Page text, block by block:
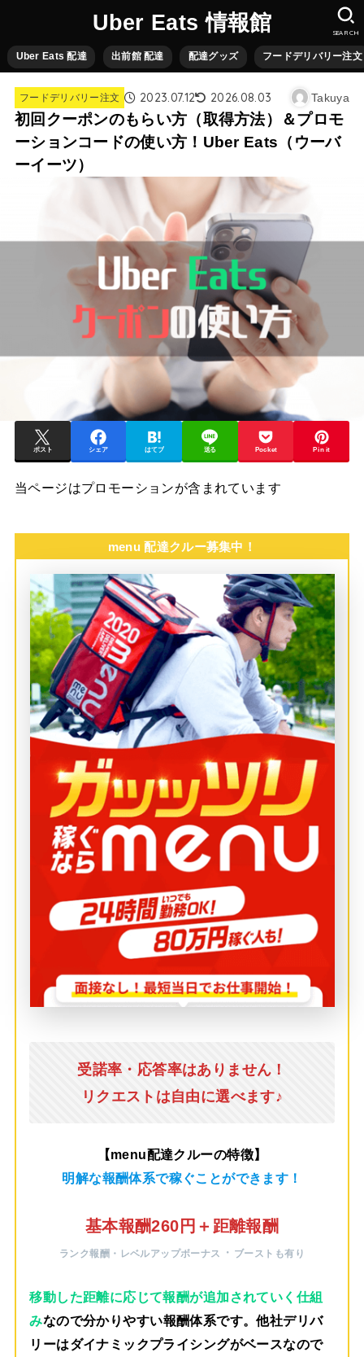
Uber Eats 情報館
Uber Eats 配達 出前館 配達 配達グッズ フードデリバリー注文
SEARCH
フードデリバリー注文 2023.07.12 2026.08.03 Takuya
初回クーポンのもらい方（取得方法）＆プロモ
ーションコードの使い方！Uber Eats（ウーバ
ーイーツ）
ポスト シェア はてブ 送る Pocket Pin it
当ページはプロモーションが含まれています
menu 配達クルー募集中！
受諾率・応答率はありません！
リクエストは自由に選べます♪
【menu配達クルーの特徴】
明解な報酬体系で稼ぐことができます！
基本報酬260円＋距離報酬
ランク報酬・レベルアップボーナス ・ ブーストも有り
移動した距離に応じて報酬が追加されていく仕組
みなので分かりやすい報酬体系です。他社デリバ
リーはダイナミックプライシングがベースなので